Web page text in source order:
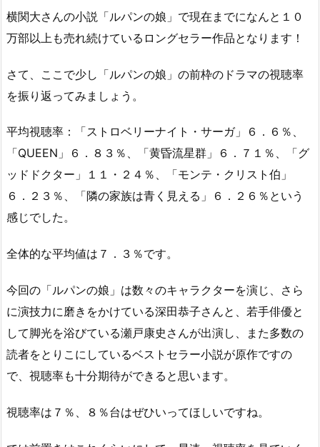
横関大さんの小説「ルパンの娘」で現在までになんと１０
万部以上も売れ続けているロングセラー作品となります！
さて、ここで少し「ルパンの娘」の前枠のドラマの視聴率
を振り返ってみましょう。
平均視聴率：「ストロベリーナイト・サーガ」６．６％、
「QUEEN」６．８３％、「黄昏流星群」６．７１％、「グ
ッドドクター」１１・２４％、「モンテ・クリスト伯」
６．２３％、「隣の家族は青く見える」６．２６％という
感じでした。
全体的な平均値は７．３％です。
今回の「ルパンの娘」は数々のキャラクターを演じ、さら
に演技力に磨きをかけている深田恭子さんと、若手俳優と
して脚光を浴びている瀬戸康史さんが出演し、また多数の
読者をとりこにしているベストセラー小説が原作ですの
で、視聴率も十分期待ができると思います。
視聴率は７％、８％台はぜひいってほしいですね。